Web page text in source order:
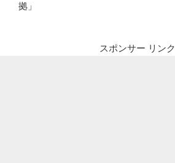
拠」
スポンサー リンク